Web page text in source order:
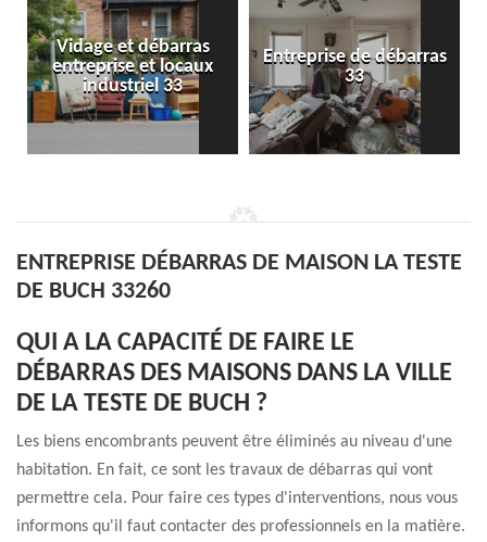
Entreprise de débarras
33
Débarras
d'appartement 33
ENTREPRISE DÉBARRAS DE MAISON LA TESTE
DE BUCH 33260
QUI A LA CAPACITÉ DE FAIRE LE
DÉBARRAS DES MAISONS DANS LA VILLE
DE LA TESTE DE BUCH ?
Les biens encombrants peuvent être éliminés au niveau d'une
habitation. En fait, ce sont les travaux de débarras qui vont
permettre cela. Pour faire ces types d'interventions, nous vous
informons qu'il faut contacter des professionnels en la matière.